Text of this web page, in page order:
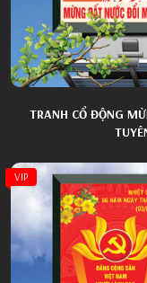
TRANH CỔ ĐỘNG
VIP